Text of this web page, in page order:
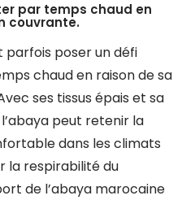
par temps chaud en
couvrante.
parfois poser un défi
chaud en raison de sa
ses tissus épais et sa
peut retenir la
dans les climats
la respirabilité du
de l’abaya marocaine